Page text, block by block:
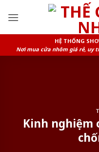
HỆ THỐNG
Nơi mua cửa nhôm giá rẻ, uy
Kinh nghiệm